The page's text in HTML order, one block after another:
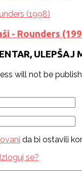
- Rounders
ULEPŠAJ
will not be
da bi ostavili
Izloguj se?